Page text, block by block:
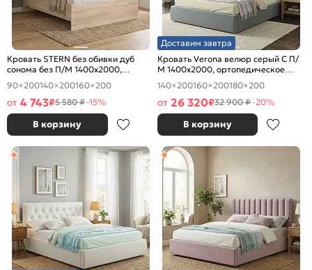
Кровать STERN без обивки дуб
сонома без П/М 1400x2000,
изголовье жесткое
90×200140×200160×200
от 4 743₽5 580 ₽-15%
В корзину
Доставим завтра
Кровать Verona велюр серый С П/
М 1400x2000, ортопедическое
основание, изголовье мягкое
140×200160×200180×200
от 26 320₽32 900 ₽-20%
В корзину